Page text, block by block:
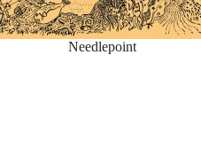
Needlepoint